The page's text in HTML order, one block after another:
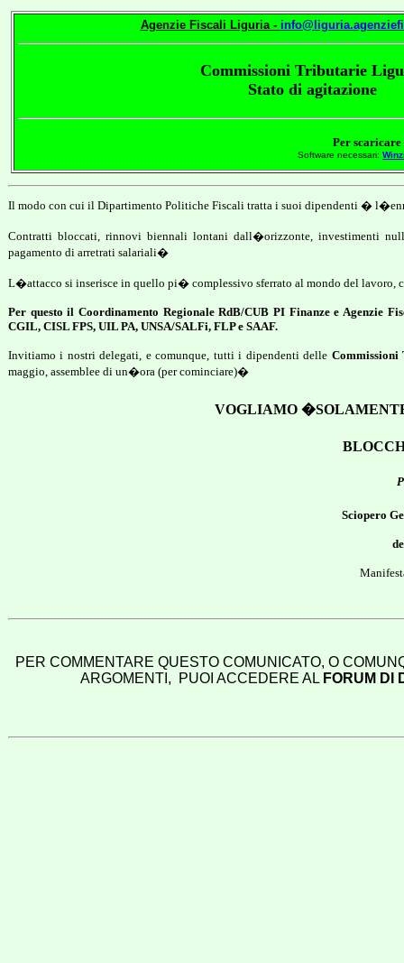
Agenzie Fiscali Liguria -
Commissioni Tributarie
Stato di agitazione
Per
Software necessari:
Il modo con cui il Dipartimento Politiche Fiscali tratta i suoi dipendenti �
Contratti bloccati, rinnovi biennali lontani dall�orizzonte, investimenti
pagamento di arretrati salariali�
L�attacco si inserisce in quello pi� complessivo sferrato al mondo del lavoro,
Per questo il Coordinamento Regionale RdB/CUB PI Finanze e
CGIL, CISL FPS, UIL PA, UNSA/SALFi, FLP e SAAF.
Invitiamo i nostri delegati, e comunque, tutti i dipendenti delle
maggio, assemblee di un�ora (per cominciare)�
VOGLIAMO
Sciopero
PER COMMENTARE QUESTO COMUNICATO, O
ARGOMENTI, PUOI ACCEDERE AL FORUM DI